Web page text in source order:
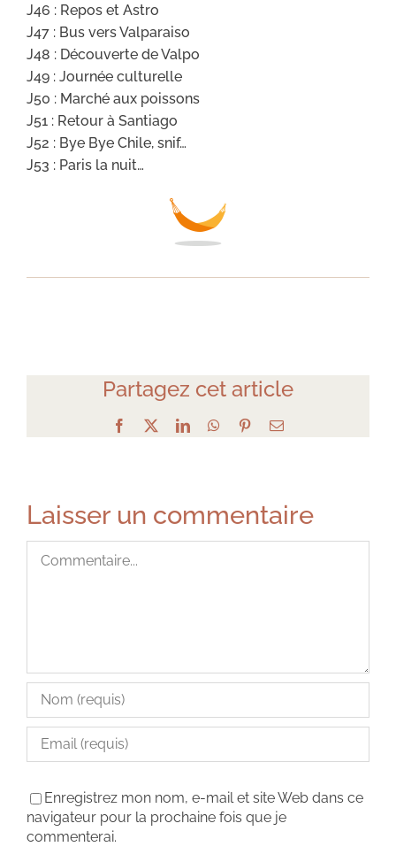
J46 : Repos et Astro
J47 : Bus vers Valparaiso
J48 : Découverte de Valpo
J49 : Journée culturelle
J50 : Marché aux poissons
J51 : Retour à Santiago
J52 : Bye Bye Chile, snif…
J53 : Paris la nuit…
Partagez cet article
Facebook LinkedInWhatsApp
PinterestEmail
Laisser un commentaire
Enregistrez mon nom, e-mail et site Web dans ce
navigateur pour la prochaine fois que je
commenterai.